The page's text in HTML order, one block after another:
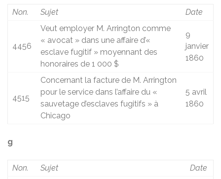
Non. Sujet Date
4456
Veut employer M. Arrington comme
« avocat » dans une affaire d’«
esclave fugitif » moyennant des
honoraires de 1 000 $
9
janvier
1860
4515
Concernant la facture de M. Arrington
pour le service dans l’affaire du «
sauvetage d’esclaves fugitifs » à
Chicago
5 avril
1860
g
Non. Sujet Date